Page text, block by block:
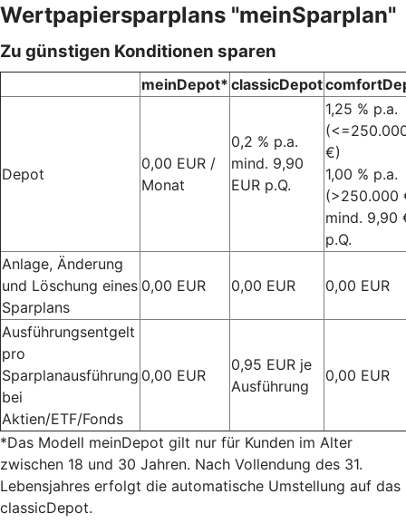
Wertpapiersparplans "meinSparplan"
Zu günstigen Konditionen sparen
meinDepot* classicDepot
Depot
0,00 EUR /
Monat
0,2 % p.a.
mind. 9,90
EUR p.Q.
1,25 % p.a.
€)
1,00 % p.a.
(>250.000
mind. 9,90
p.Q.
Anlage, Änderung
und Löschung eines
Sparplans
0,00 EUR 0,00 EUR 0,00 EUR
Ausführungsentgelt
pro
Sparplanausführung
bei
Aktien/ETF/Fonds
0,00 EUR
0,95 EUR je
Ausführung
0,00 EUR
*Das Modell meinDepot gilt nur für Kunden im Alter
zwischen 18 und 30 Jahren. Nach Vollendung des 31.
Lebensjahres erfolgt die automatische Umstellung auf das
classicDepot.